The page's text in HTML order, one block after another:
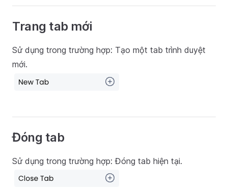
Trang tab mới
Sử dụng trong trường hợp: Tạo một tab trình duyệt
mới.
Đóng tab
Sử dụng trong trường hợp: Đóng tab hiện tại.